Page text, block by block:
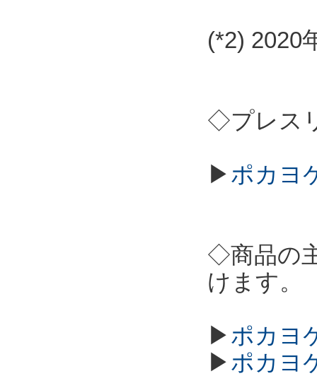
(*2) 2020
◇プレス
▶ポカヨ
◇商品の
けます。
▶ポカヨ
▶ポカヨ